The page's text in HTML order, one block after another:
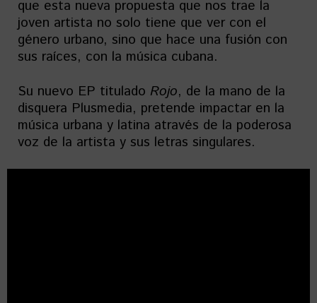
que esta nueva propuesta que nos trae la
joven artista no solo tiene que ver con el
género urbano, sino que hace una fusión con
sus raíces, con la música cubana.
Su nuevo EP titulado Rojo, de la mano de la
disquera Plusmedia, pretende impactar en la
música urbana y latina através de la poderosa
voz de la artista y sus letras singulares.